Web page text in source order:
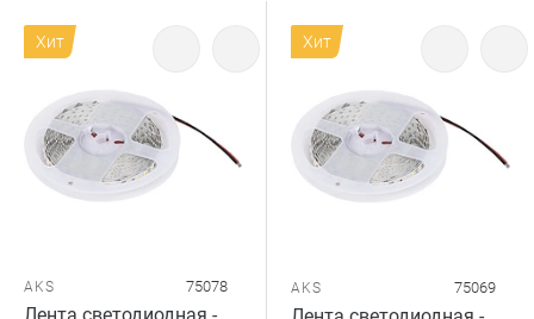
Хит
AKS 75078
Хит
AKS 75069